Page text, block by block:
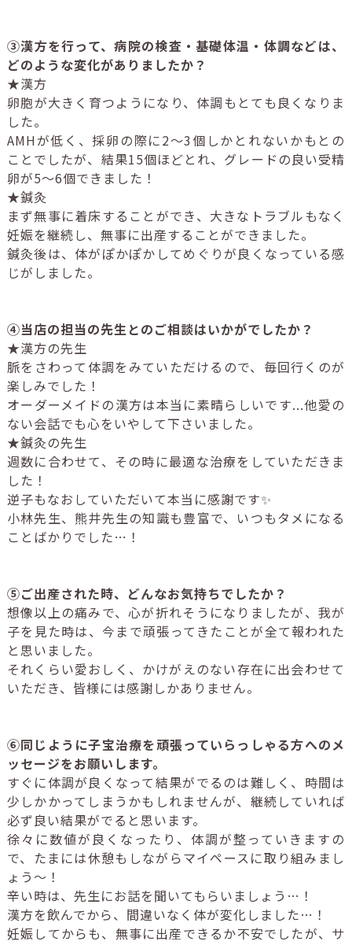
③漢方を行って、病院の検査・基礎体温・体調などは、
どのような変化がありましたか？
★漢方
卵胞が大きく育つようになり、体調もとても良くなりま
した。
AMHが低く、採卵の際に2～3個しかとれないかもとの
ことでしたが、結果15個ほどとれ、グレードの良い受精
卵が5～6個できました！
★鍼灸
まず無事に着床することができ、大きなトラブルもなく
妊娠を継続し、無事に出産することができました。
鍼灸後は、体がぽかぽかしてめぐりが良くなっている感
じがしました。
④当店の担当の先生とのご相談はいかがでしたか？
★漢方の先生
脈をさわって体調をみていただけるので、毎回行くのが
楽しみでした！
オーダーメイドの漢方は本当に素晴らしいです...他愛の
ない会話でも心をいやして下さいました。
★鍼灸の先生
週数に合わせて、その時に最適な治療をしていただきま
した！
逆子もなおしていただいて本当に感謝です✨
小林先生、熊井先生の知識も豊富で、いつもタメになる
ことばかりでした…！
⑤ご出産された時、どんなお気持ちでしたか？
想像以上の痛みで、心が折れそうになりましたが、我が
子を見た時は、今まで頑張ってきたことが全て報われた
と思いました。
それくらい愛おしく、かけがえのない存在に出会わせて
いただき、皆様には感謝しかありません。
⑥同じように子宝治療を頑張っていらっしゃる方へのメ
ッセージをお願いします。
すぐに体調が良くなって結果がでるのは難しく、時間は
少しかかってしまうかもしれませんが、継続していれば
必ず良い結果がでると思います。
徐々に数値が良くなったり、体調が整っていきますの
で、たまには休憩もしながらマイペースに取り組みまし
ょう～！
辛い時は、先生にお話を聞いてもらいましょう…！
漢方を飲んでから、間違いなく体が変化しました…！
妊娠してからも、無事に出産できるか不安でしたが、サ